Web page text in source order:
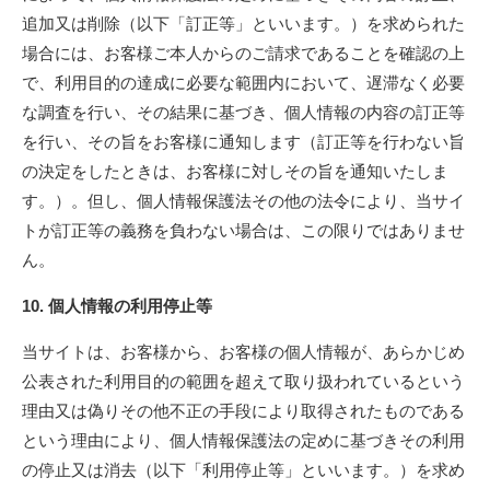
追加又は削除（以下「訂正等」といいます。）を求められた
場合には、お客様ご本人からのご請求であることを確認の上
で、利用目的の達成に必要な範囲内において、遅滞なく必要
な調査を行い、その結果に基づき、個人情報の内容の訂正等
を行い、その旨をお客様に通知します（訂正等を行わない旨
の決定をしたときは、お客様に対しその旨を通知いたしま
す。）。但し、個人情報保護法その他の法令により、当サイ
トが訂正等の義務を負わない場合は、この限りではありませ
ん。
10. 個人情報の利用停止等
当サイトは、お客様から、お客様の個人情報が、あらかじめ
公表された利用目的の範囲を超えて取り扱われているという
理由又は偽りその他不正の手段により取得されたものである
という理由により、個人情報保護法の定めに基づきその利用
の停止又は消去（以下「利用停止等」といいます。）を求め